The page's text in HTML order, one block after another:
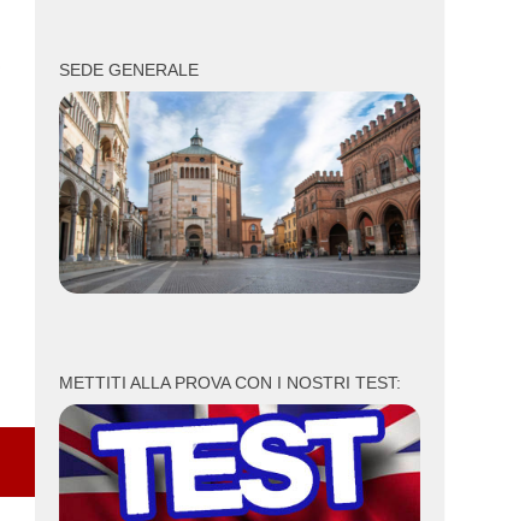
SEDE GENERALE
METTITI ALLA PROVA CON I NOSTRI TEST: